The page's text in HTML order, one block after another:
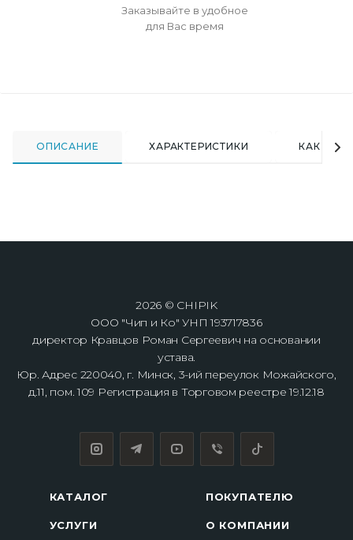
Заказывайте в удобное
для Вас время
ОПИСАНИЕ ХАРАКТЕРИСТИКИ КАК
2026 © CHIPIK
ООО "Чип и Ко" УНП 193717836
директор Кравцов Роман Сергеевич на основании
устава.
Юр. Адрес 220040, г. Минск, 3-ий переулок Можайского,
д.11, пом. 109 Регистрация в Торговом реестре 19.12.18
КАТАЛОГ
УСЛУГИ
ПОКУПАТЕЛЮ
О КОМПАНИИ